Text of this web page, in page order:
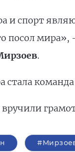
и спорт
посол
.
стала